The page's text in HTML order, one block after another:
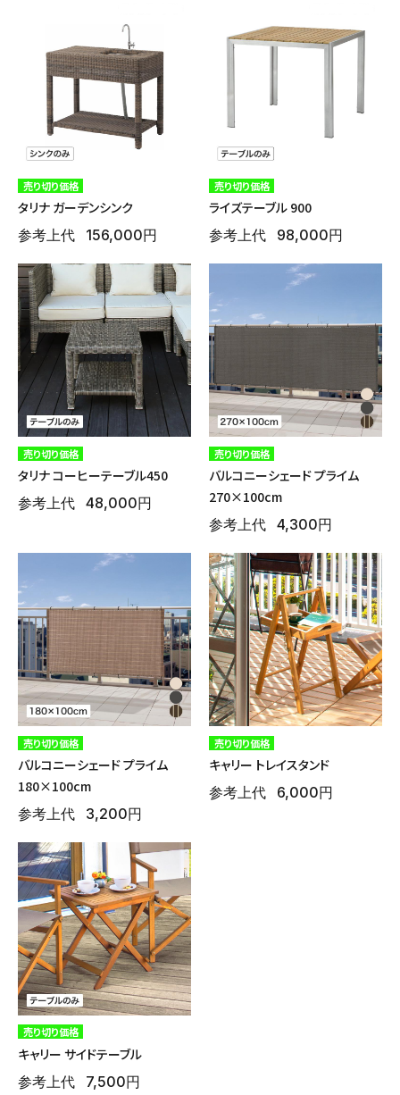
売り切り価格
タリナ ガーデンシンク
参考上代
156,000円
売り切り価格
ライズテーブル 900
参考上代
98,000円
売り切り価格
タリナ コーヒーテーブル450
参考上代 48,000円
売り切り価格
バルコニーシェード プライム
270×100cm
参考上代 4,300円
売り切り価格
バルコニーシェード プライム
180×100cm
参考上代
3,200円
売り切り価格
キャリー トレイスタンド
参考上代
6,000円
売り切り価格
キャリー サイドテーブル
参考上代
7,500円